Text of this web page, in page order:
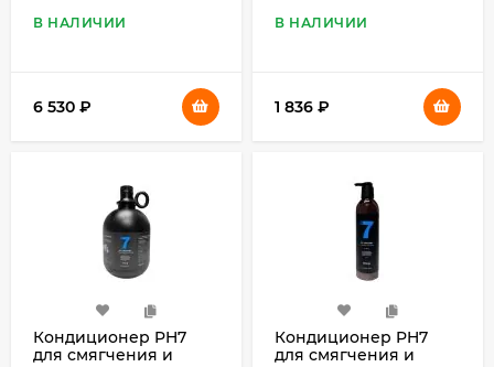
В НАЛИЧИИ
6 530 ₽
В НАЛИЧИИ
1 836 ₽
Кондиционер PH7
для смягчения и
Кондиционер PH7
для смягчения и